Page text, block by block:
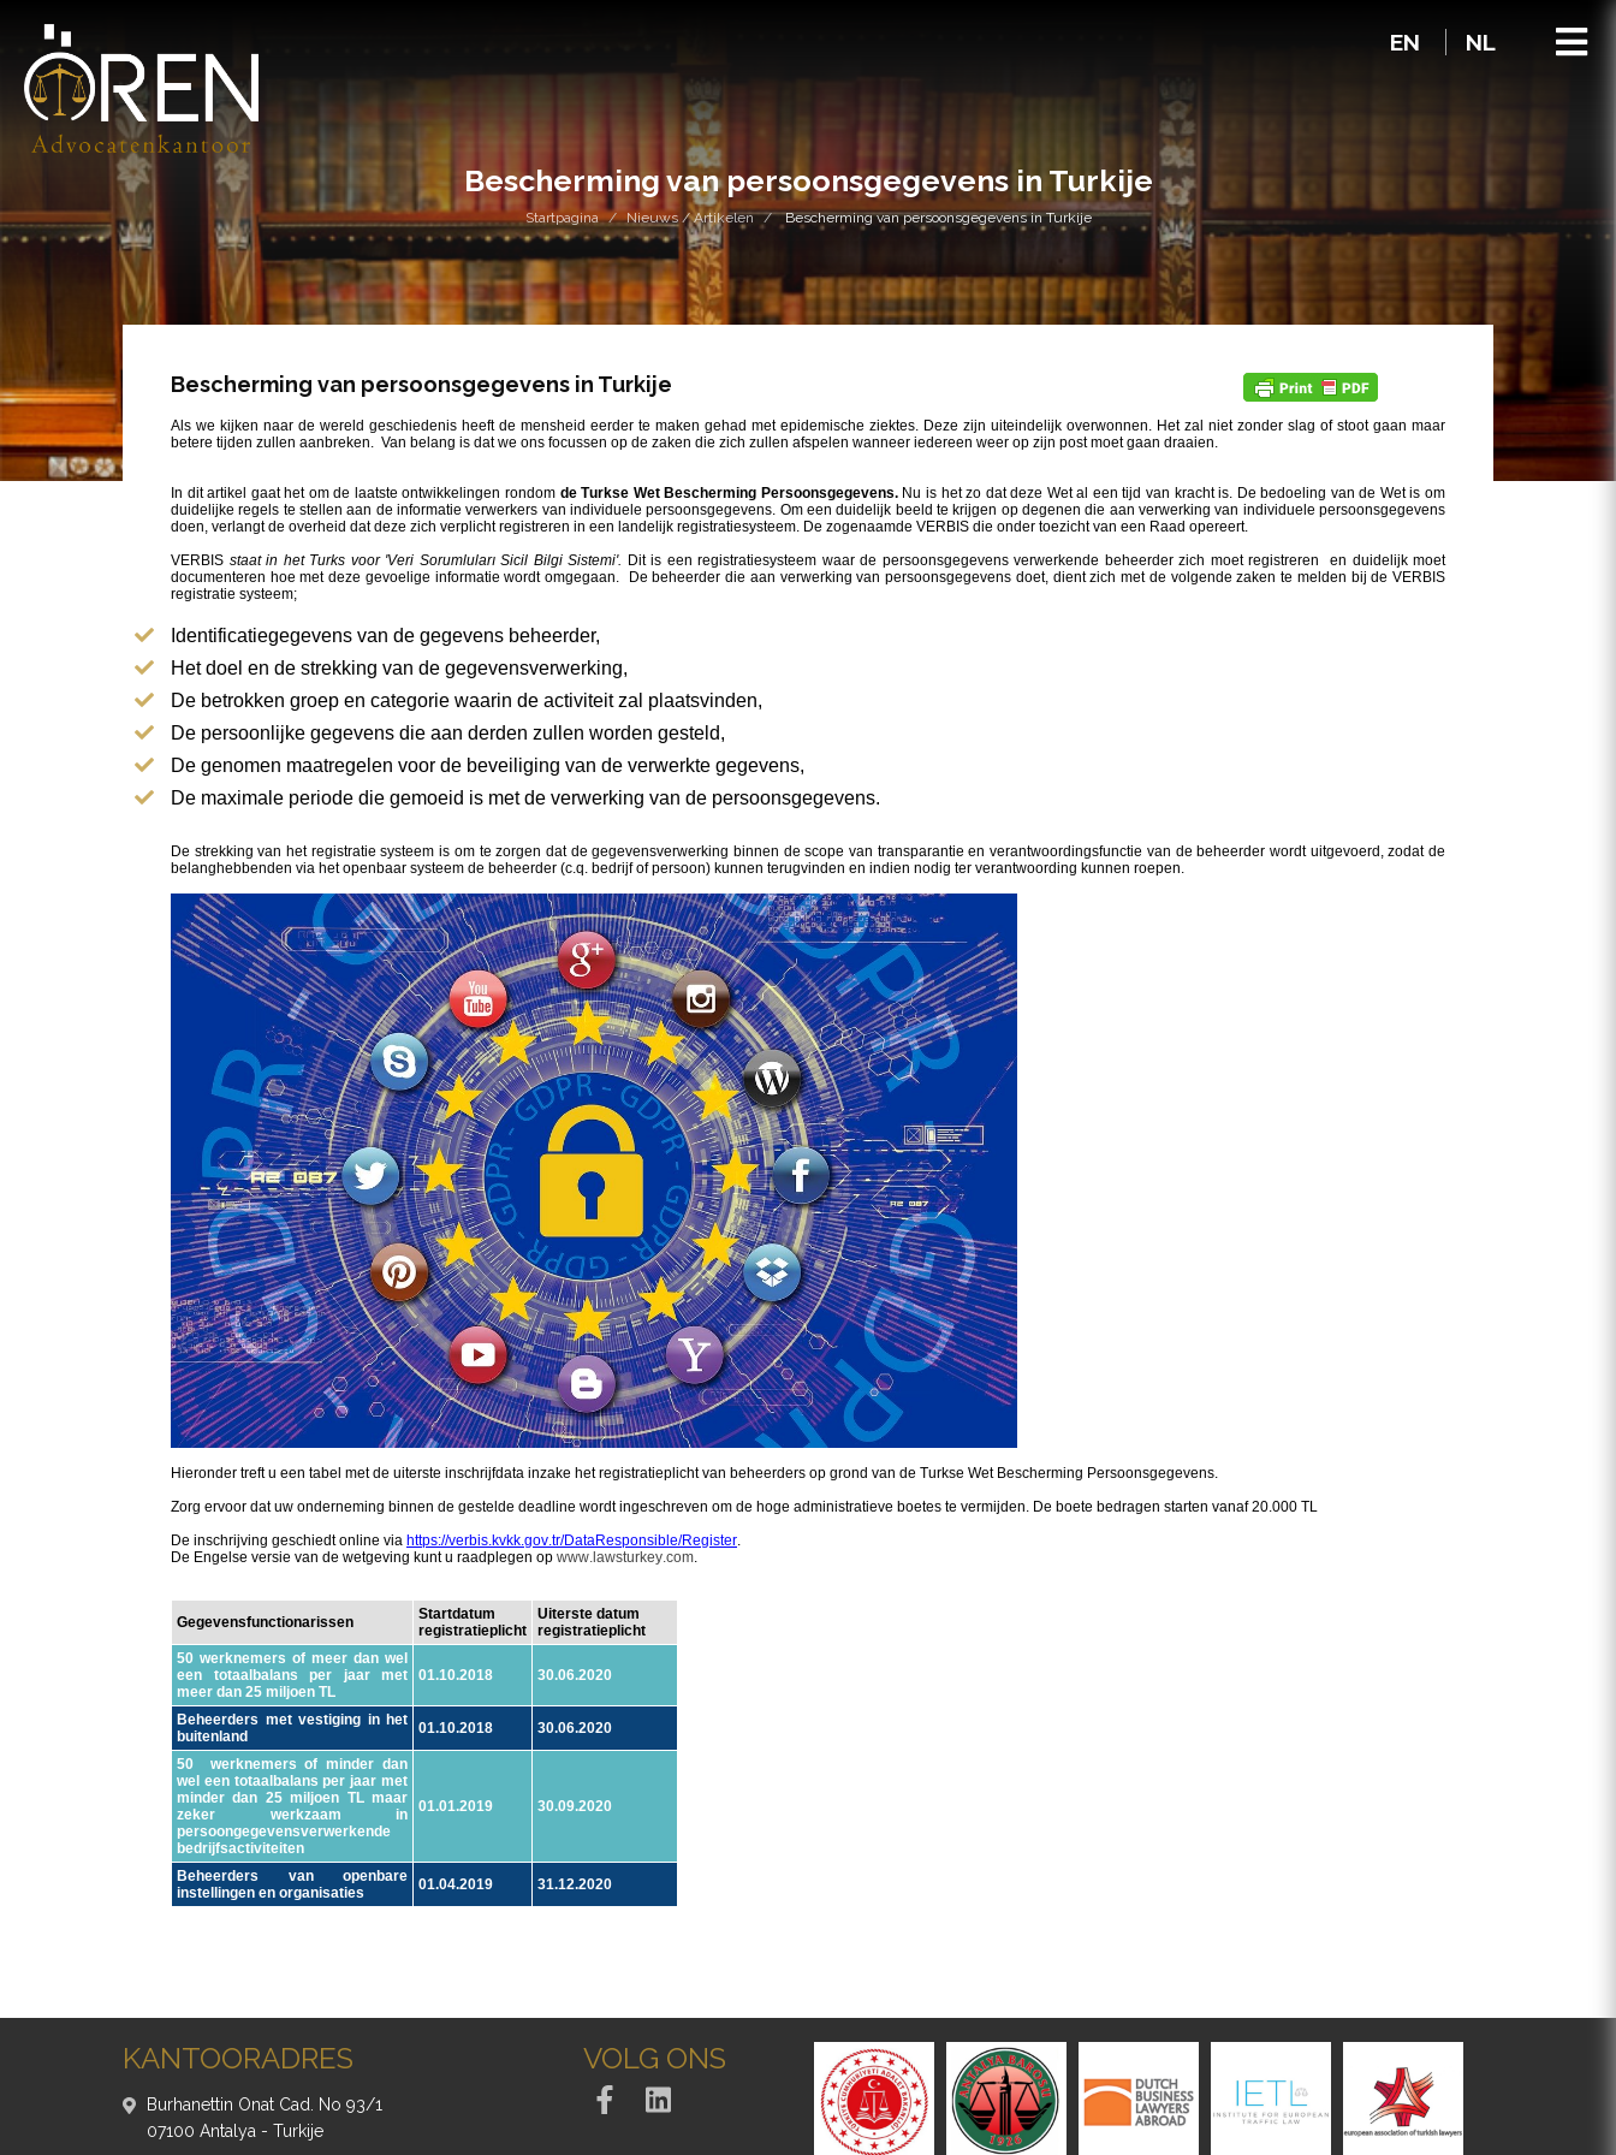
EN NL
Bescherming van persoonsgegevens in Turkije
Startpagina Nieuws / Artikelen Bescherming van persoonsgegevens in Turkije
Bescherming van persoonsgegevens in Turkije
Als we kijken naar de wereld geschiedenis heeft de mensheid eerder te maken gehad met epidemische ziektes. Deze zijn uiteindelijk overwonnen. Het zal niet zonder slag of stoot gaan maar
betere tijden zullen aanbreken. Van belang is dat we ons focussen op de zaken die zich zullen afspelen wanneer iedereen weer op zijn post moet gaan draaien.
In dit artikel gaat het om de laatste ontwikkelingen rondom de Turkse Wet Bescherming Persoonsgegevens. Nu is het zo dat deze Wet al een tijd van kracht is. De bedoeling van de Wet is om
duidelijke regels te stellen aan de informatie verwerkers van individuele persoonsgegevens. Om een duidelijk beeld te krijgen op degenen die aan verwerking van individuele persoonsgegevens
doen, verlangt de overheid dat deze zich verplicht registreren in een landelijk registratiesysteem. De zogenaamde VERBIS die onder toezicht van een Raad opereert.
VERBIS staat in het Turks voor 'Veri Sorumluları Sicil Bilgi Sistemi'. Dit is een registratiesysteem waar de persoonsgegevens verwerkende beheerder zich moet registreren en duidelijk moet
documenteren hoe met deze gevoelige informatie wordt omgegaan. De beheerder die aan verwerking van persoonsgegevens doet, dient zich met de volgende zaken te melden bij de VERBIS
registratie systeem;
Identificatiegegevens van de gegevens beheerder,
Het doel en de strekking van de gegevensverwerking,
De betrokken groep en categorie waarin de activiteit zal plaatsvinden,
De persoonlijke gegevens die aan derden zullen worden gesteld,
De genomen maatregelen voor de beveiliging van de verwerkte gegevens,
De maximale periode die gemoeid is met de verwerking van de persoonsgegevens.
De strekking van het registratie systeem is om te zorgen dat de gegevensverwerking binnen de scope van transparantie en verantwoordingsfunctie van de beheerder wordt uitgevoerd, zodat de
belanghebbenden via het openbaar systeem de beheerder (c.q. bedrijf of persoon) kunnen terugvinden en indien nodig ter verantwoording kunnen roepen.
Hieronder treft u een tabel met de uiterste inschrijfdata inzake het registratieplicht van beheerders op grond van de Turkse Wet Bescherming Persoonsgegevens.
Zorg ervoor dat uw onderneming binnen de gestelde deadline wordt ingeschreven om de hoge administratieve boetes te vermijden. De boete bedragen starten vanaf 20.000 TL
De inschrijving geschiedt online via https://verbis.kvkk.gov.tr/DataResponsible/Register.
De Engelse versie van de wetgeving kunt u raadplegen op www.lawsturkey.com.
Gegevensfunctionarissen
Startdatum
registratieplicht
Uiterste datum
registratieplicht
50 werknemers of meer dan wel
een totaalbalans per jaar met
meer dan 25 miljoen TL
01.10.2018 30.06.2020
Beheerders met vestiging in het
buitenland
01.10.2018 30.06.2020
50 werknemers of minder dan
wel een totaalbalans per jaar met
minder dan 25 miljoen TL maar
zeker werkzaam in
persoongegevensverwerkende
bedrijfsactiviteiten
01.01.2019 30.09.2020
Beheerders van openbare
instellingen en organisaties
01.04.2019 31.12.2020
KANTOORADRES
Burhanettin Onat Cad. No 93/1
07100 Antalya - Turkije
VOLG ONS